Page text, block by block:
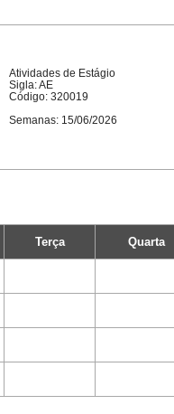
Atividades de Estágio
Sigla: AE
Código: 320019
Semanas: 15/06/2026
Terça Quarta